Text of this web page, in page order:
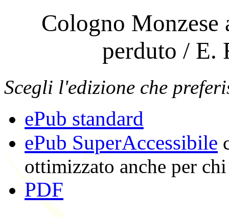
Cologno
perduto / E.
Scegli l'edizione che
ePub standard
ePub SuperAccessibile
ottimizzato anche per
PDF